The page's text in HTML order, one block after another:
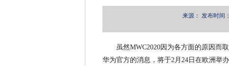
来源： 发布时间
虽然MWC2020因为各方面的原因而
华为官方的消息，将于2月24日在欧洲举